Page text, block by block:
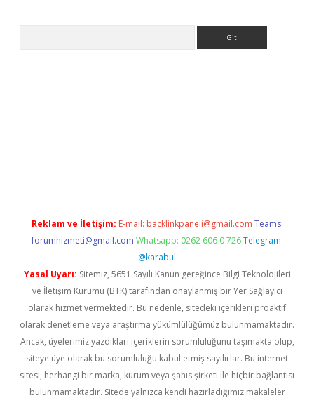
Reklam ve İletişim: E-mail: backlinkpaneli@gmail.com Teams:
forumhizmeti@gmail.com Whatsapp: 0262 606 0 726 Telegram:
@karabul
Yasal Uyarı: Sitemiz, 5651 Sayılı Kanun gereğince Bilgi Teknolojileri
ve İletişim Kurumu (BTK) tarafından onaylanmış bir Yer Sağlayıcı
olarak hizmet vermektedir. Bu nedenle, sitedeki içerikleri proaktif
olarak denetleme veya araştırma yükümlülüğümüz bulunmamaktadır.
Ancak, üyelerimiz yazdıkları içeriklerin sorumluluğunu taşımakta olup,
siteye üye olarak bu sorumluluğu kabul etmiş sayılırlar. Bu internet
sitesi, herhangi bir marka, kurum veya şahıs şirketi ile hiçbir bağlantısı
bulunmamaktadır. Sitede yalnızca kendi hazırladığımız makaleler